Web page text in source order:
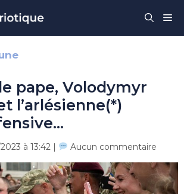
pape, Volodymyr
l’arlésienne(*)
à 13:42 | Aucun commentaire